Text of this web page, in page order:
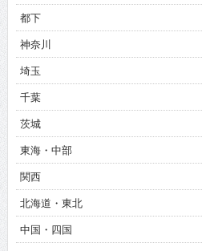
都下
神奈川
埼玉
千葉
茨城
東海・中部
関西
北海道・東北
中国・四国